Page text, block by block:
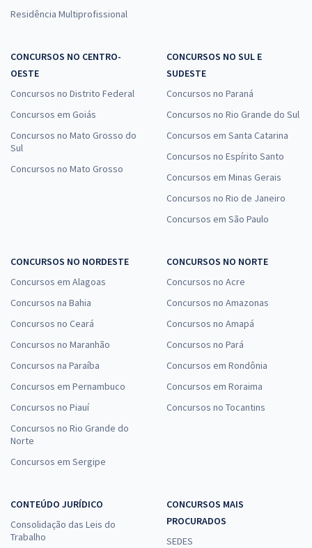
Residência Multiprofissional
CONCURSOS NO CENTRO-
OESTE
Concursos no Distrito Federal
Concursos em Goiás
Concursos no Mato Grosso do
Sul
Concursos no Mato Grosso
CONCURSOS NO SUL E
SUDESTE
Concursos no Paraná
Concursos no Rio Grande do Sul
Concursos em Santa Catarina
Concursos no Espírito Santo
Concursos em Minas Gerais
Concursos no Rio de Janeiro
Concursos em São Paulo
CONCURSOS NO NORDESTE
Concursos em Alagoas
Concursos na Bahia
Concursos no Ceará
Concursos no Maranhão
Concursos na Paraíba
Concursos em Pernambuco
Concursos no Piauí
Concursos no Rio Grande do
Norte
Concursos em Sergipe
CONCURSOS NO NORTE
Concursos no Acre
Concursos no Amazonas
Concursos no Amapá
Concursos no Pará
Concursos em Rondônia
Concursos em Roraima
Concursos no Tocantins
CONTEÚDO JURÍDICO
Consolidação das Leis do
Trabalho
CONCURSOS MAIS
PROCURADOS
SEDES